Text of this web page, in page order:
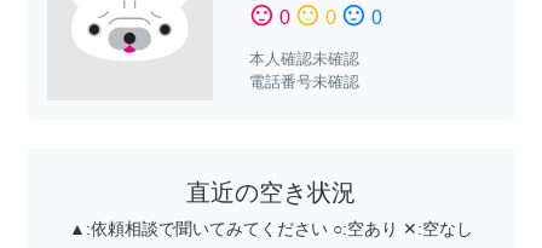
sentiment_satisfied 0 sentiment_neutral 0 sentiment_dissatisfied 0
本人確認未確認
電話番号未確認
直近の空き状況
▲:依頼相談で聞いてみてください ○:空あり ✕:空なし